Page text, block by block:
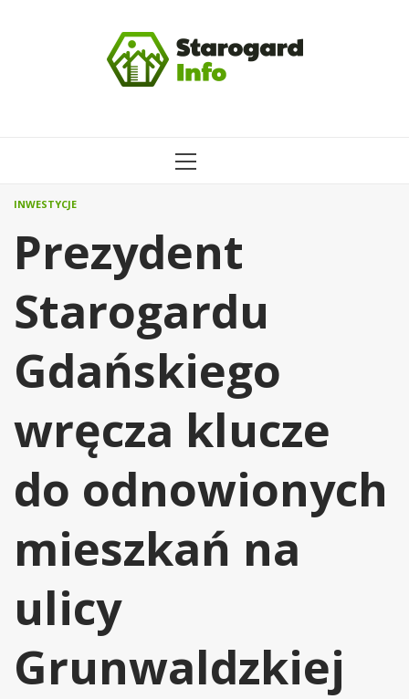
MENU
INWESTYCJE
Prezydent
Starogardu
Gdańskiego
wręcza klucze
do odnowionych
mieszkań na
ulicy
Grunwaldzkiej